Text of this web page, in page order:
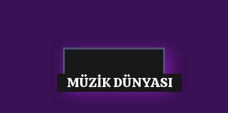
MÜZİK DÜNYASI